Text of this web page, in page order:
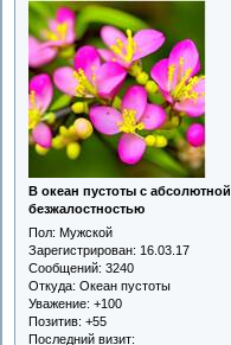
В океан пустоты с абсолютной
безжалостностью
Пол: Мужской
Зарегистрирован: 16.03.17
Сообщений: 3240
Откуда: Океан пустоты
Уважение: +100
Позитив: +55
Последний визит: